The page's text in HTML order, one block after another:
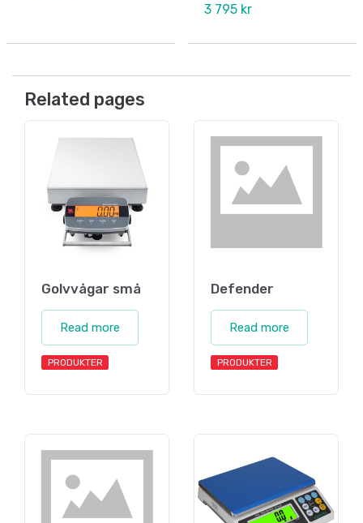
3 795 kr
Related pages
Golvvågar små
Read more
PRODUKTER
Defender
Read more
PRODUKTER